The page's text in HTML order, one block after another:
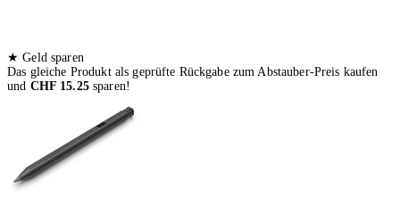
★ Geld sparen
Das gleiche Produkt als geprüfte Rückgabe zum Abstauber-Preis kaufen
und CHF 15.25sparen!